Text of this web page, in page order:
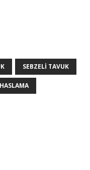
SEBZELI TAVUK